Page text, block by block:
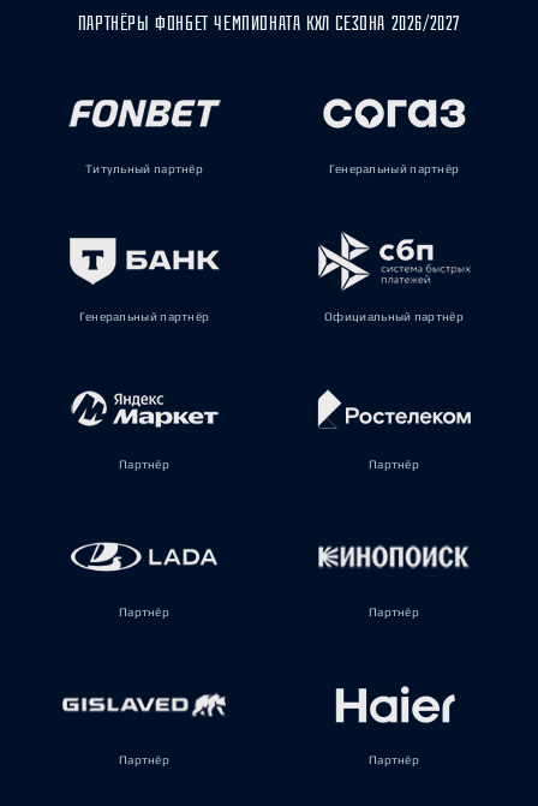
ПАРТНЁРЫ ФОНБЕТ ЧЕМПИОНАТА КХЛ СЕЗОНА 2026/2027
Титульный партнёр Генеральный партнёр
Генеральный партнёр Официальный партнёр
Партнёр Партнёр
Партнёр Партнёр
Партнёр Партнёр